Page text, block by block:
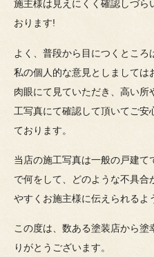
施主様は見えにくく確認しづら
おります!
よく、普段から目につくとこ
私の個人的な意見としましては
肉眼にて見ていただき、高い
工写真にて確認して頂いてご安
ております。
当店の施工写真は一般の戸建
で何をして、どのような不具合
やすくお施主様に伝えられるよ
この度は、数ある塗装店から
りがとうございます。